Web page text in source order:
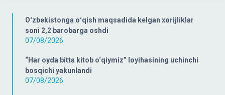
Oʻzbekistonga oʻqish maqsadida kelgan xorijliklar
soni 2,2 barobarga oshdi
07/08/2026
“Har oyda bitta kitob o‘qiymiz” loyihasining uchinchi
bosqichi yakunlandi
07/08/2026